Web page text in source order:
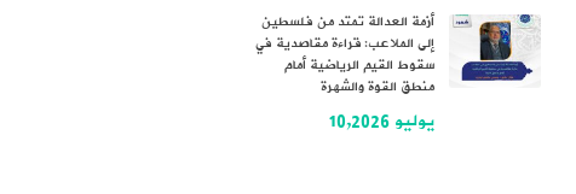
أزمة العدالة تمتد من فلسطين
إلى الملاعب: قراءة مقاصدية في
سقوط القيم الرياضية أمام
منطق القوة والشهرة
يوليو 10,2026